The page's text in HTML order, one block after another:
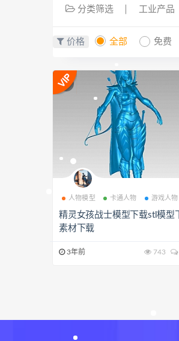
分类筛选 工业产品
价格 全部 免费
人物模型 卡通人物 游戏人物
精灵女孩战士模型下载stl模型
素材下载
3年前 743